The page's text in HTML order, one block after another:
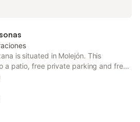
is situated in Molejón. This
a patio, free private parking and free
this property also provides guests